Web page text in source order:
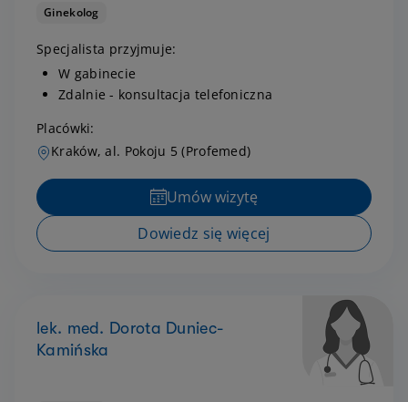
Ginekolog
Specjalista przyjmuje:
W gabinecie
Zdalnie - konsultacja telefoniczna
Placówki:
Kraków, al. Pokoju 5 (Profemed)
Umów wizytę
Dowiedz się więcej
lek. med. Dorota Duniec-
Kamińska